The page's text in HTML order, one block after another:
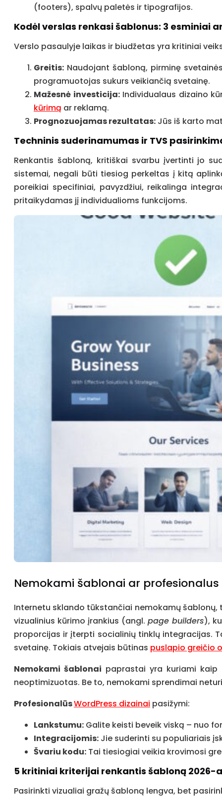
(footers), spalvų paletės ir tipografijos.
Kodėl verslas renkasi šablonus: 3 esminiai
Verslo pasaulyje laikas ir biudžetas yra kritiniai
Greitis: Naudojant šabloną, pirminę
programuotojas sukurs veikiančią svetainę.
Mažesnė investicija:Individualaus dizaino
kūrimą ar reklamą.
Prognozuojamas rezultatas: Jūs iš karto
Techninis suderinamumas ir TVS
Renkantis šabloną, kritiškai svarbu įvertinti jo
sistemai, negali būti tiesiog perkeltas į kitą
poreikiai specifiniai, pavyzdžiui, reikalinga
pritaikydamas jį individualioms funkcijoms.
Nemokami šablonai ar
Internetu sklando tūkstančiai nemokamų
vizualinius kūrimo įrankius (angl. page builders),
proporcijas ir įterpti socialinių tinklų integracijas.
svetainę. Tokiais atvejais būtinas puslapio greičio
Nemokami šablonai paprastai yra kuriami
neoptimizuotas. Be to, nemokami sprendimai
ProfesionalūsWordPress dizainai pasižymi:
Lankstumu: Galite keisti beveik viską – nuo
Integracijomis: Jie suderinti su populiariais
Švariu kodu: Tai tiesiogiai veikia krovimosi
5 kritiniai kriterijai renkantis šabloną 2026-
Pasirinkti vizualiai gražų šabloną lengva, bet